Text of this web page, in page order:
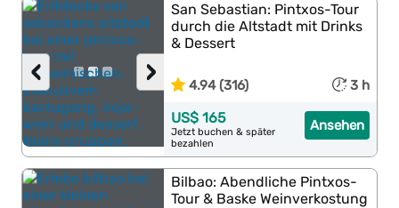
›
‹
San Sebastian: Pintxos-Tour
durch die Altstadt mit Drinks
& Dessert
4.94 (316) 3 h
Ansehen
US$ 165
Jetzt buchen & später
bezahlen
Bilbao: Abendliche Pintxos-
Tour & Baske Weinverkostung